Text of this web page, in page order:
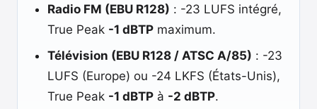
Radio FM (EBU R128) : -23 LUFS intégré,
True Peak -1 dBTP maximum.
Télévision (EBU R128 / ATSC A/85) : -23
LUFS (Europe) ou -24 LKFS (États-Unis),
True Peak -1 dBTP à -2 dBTP.